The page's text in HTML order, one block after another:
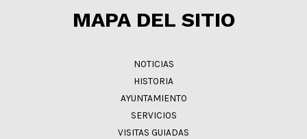
MAPA DEL SITIO
NOTICIAS
HISTORIA
AYUNTAMIENTO
SERVICIOS
VISITAS GUIADAS